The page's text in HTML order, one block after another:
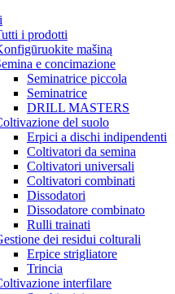
i prodotti
mašiną
e concimazione
Seminatrice piccola
Seminatrice
DRILL MASTERS
del suolo
Erpici a dischi indipendenti
Coltivatori da semina
Coltivatori universali
Coltivatori combinati
Dissodatori
Dissodatore combinato
Rulli trainati
dei residui colturali
Erpice strigliatore
Trincia
interfilare